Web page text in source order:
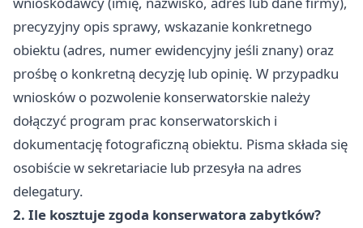
precyzyjny opis sprawy, wskazanie konkretnego
obiektu (adres, numer ewidencyjny jeśli znany) oraz
prośbę o konkretną decyzję lub opinię. W przypadku
wniosków o pozwolenie konserwatorskie należy
dołączyć program prac konserwatorskich i
dokumentację fotograficzną obiektu. Pisma składa się
osobiście w sekretariacie lub przesyła na adres
delegatury.
2. Ile kosztuje zgoda konserwatora zabytków?